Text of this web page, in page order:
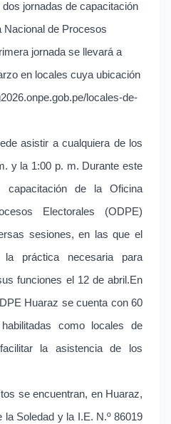
jornadas de capacitación
Nacional de Procesos
jornada se llevará a
en locales cuya ubicación
locales-de-
asistir a cualquiera de los
y la 1:00 p. m. Durante este
capacitación de la Oficina
Electorales (ODPE)
sesiones, en las que el
la práctica necesaria para
funciones el 12 de abril.En
Huaraz se cuenta con 60
como locales de
la asistencia de los
se encuentran, en Huaraz,
la Soledad y la I.E. N.º 86019